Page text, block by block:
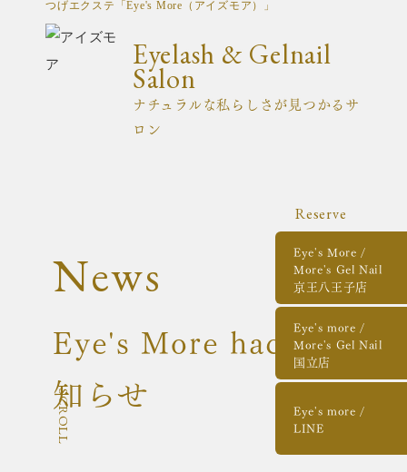
つげエクステ「Eye's More（アイズモア）」
Eyelash & Gelnail
Salon
ナチュラルな私らしさが見つかるサ
ロン
News
Eye's More hachioji/お
知らせ
SCROLL
Reserve
Eye's More /
More's Gel Nail
京王八王子店
Eye's more /
More's Gel Nail
国立店
Eye's more /
LINE